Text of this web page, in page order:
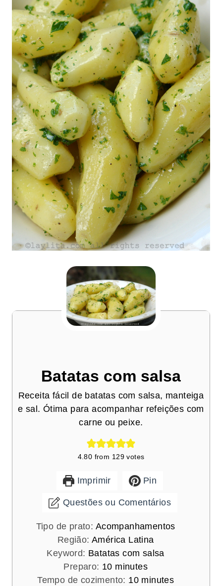
Batatas com salsa
Receita fácil de batatas com salsa, manteiga
e sal. Ótima para acompanhar refeições com
carne ou peixe.
4.80 from 129votes
Imprimir Pin
Questões ou Comentários
Tipo de prato: Acompanhamentos
Região: América Latina
Keyword: Batatas com salsa
Preparo: 10m
i
minutes
Tempo de cozimento: 10mminutes